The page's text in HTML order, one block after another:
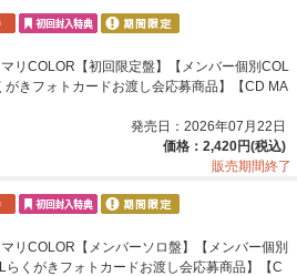
リCOLOR【初回限定盤】【メンバー個別COL
がきフォトカードお渡し会応募商品】【CD MA
発売日：2026年07月22日
価格：2,420円(税込)
販売期間終了
リCOLOR【メンバーソロ盤】【メンバー個別
らくがきフォトカードお渡し会応募商品】【C